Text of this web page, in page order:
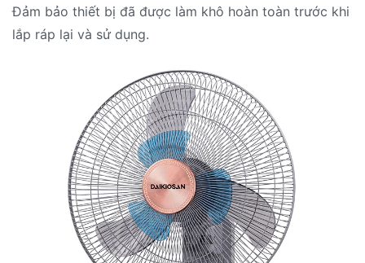
Đảm bảo thiết bị đã được làm khô hoàn toàn trước khi
lắp ráp lại và sử dụng.